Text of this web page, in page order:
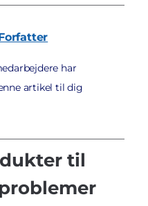
har
artikel til dig
til